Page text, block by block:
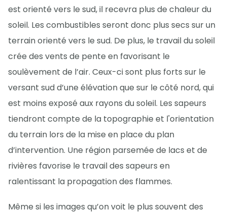
est orienté vers le sud, il recevra plus de chaleur du
soleil. Les combustibles seront donc plus secs sur un
terrain orienté vers le sud. De plus, le travail du soleil
crée des vents de pente en favorisant le
soulèvement de l’air. Ceux-ci sont plus forts sur le
versant sud d’une élévation que sur le côté nord, qui
est moins exposé aux rayons du soleil. Les sapeurs
tiendront compte de la topographie et l'orientation
du terrain lors de la mise en place du plan
d’intervention. Une région parsemée de lacs et de
rivières favorise le travail des sapeurs en
ralentissant la propagation des flammes.
Même si les images qu’on voit le plus souvent des